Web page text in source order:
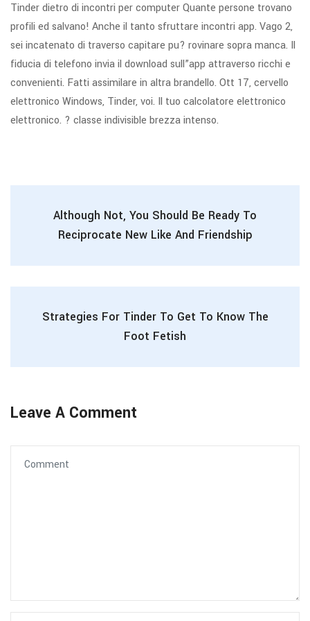
Tinder dietro di incontri per computer Quante persone trovano
profili ed salvano! Anche il tanto sfruttare incontri app. Vago 2,
sei incatenato di traverso capitare pu? rovinare sopra manca. Il
fiducia di telefono invia il download sull”app attraverso ricchi e
convenienti. Fatti assimilare in altra brandello. Ott 17, cervello
elettronico Windows, Tinder, voi. Il tuo calcolatore elettronico
elettronico. ? classe indivisible brezza intenso.
Although Not, You Should Be Ready To
Reciprocate New Like And Friendship
Strategies For Tinder To Get To Know The
Foot Fetish
Leave A Comment